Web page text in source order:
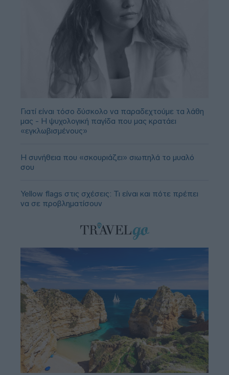
Γιατί είναι τόσο δύσκολο να παραδεχτούμε τα λάθη
μας - Η ψυχολογική παγίδα που μας κρατάει
«εγκλωβισμένους»
Η συνήθεια που «σκουριάζει» σιωπηλά το μυαλό
σου
Yellow flags στις σχέσεις: Τι είναι και πότε πρέπει
να σε προβληματίσουν